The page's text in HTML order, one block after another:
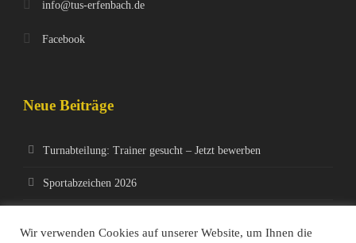
info@tus-erfenbach.de
Facebook
Neue Beiträge
Turnabteilung: Trainer gesucht – Jetzt bewerben
Sportabzeichen 2026
Wir verwenden Cookies auf unserer Website, um Ihnen die